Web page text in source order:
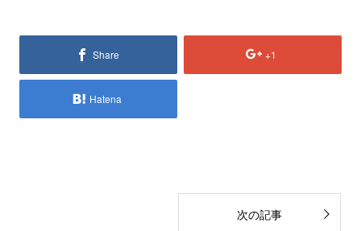
Share +1
Hatena
次の記事